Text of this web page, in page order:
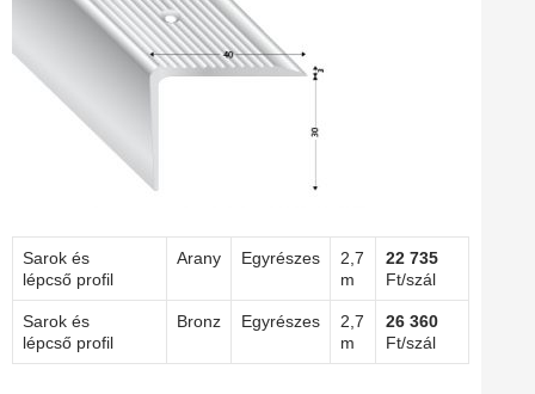
Sarok és
lépcső profil
Arany Egyrészes
2,7
m
22 735
Ft/szál
Sarok és
lépcső profil
Bronz Egyrészes
2,7
m
26 360
Ft/szál